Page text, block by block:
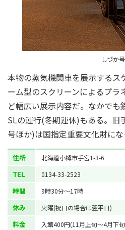
しづか号
本物の蒸気機関車を展示するス
ーム型のスクリーンによるプラ
ど幅広い展示内容だ。なかでも
SLの運行(冬期運休)もある。旧
号ほか)は国指定重要文化財にな
住所 北海道小樽市手宮1-3-6
TEL 0134-33-2523
時間 9時30分～17時
休み 火曜(祝日の場合は翌平日)
料金 入館400円(11月上旬～4月下